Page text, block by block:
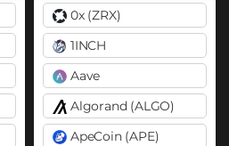
0x (ZRX)
1INCH
Aave
Algorand (ALGO)
ApeCoin (APE)